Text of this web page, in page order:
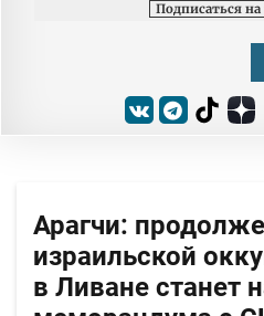
Подписаться на
Арагчи:
израильской
в Ливане станет